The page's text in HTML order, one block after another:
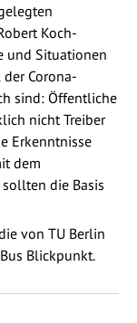
Koch-
und Situationen
Corona-
sind: Öffentliche
nicht Treiber
Erkenntnisse
dem
die Basis
von TU Berlin
Blickpunkt.